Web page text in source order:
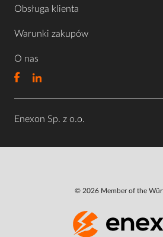
Obsługa klienta
Warunki zakupów
O nas
Enexon Sp. z o.o.
© 2026 Member of the